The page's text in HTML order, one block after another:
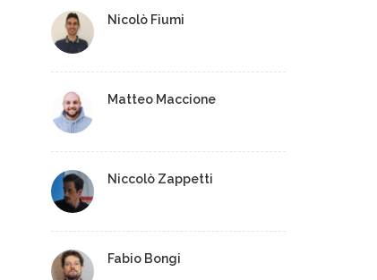
Nicolò Fiumi
Matteo Maccione
Niccolò Zappetti
Fabio Bongi